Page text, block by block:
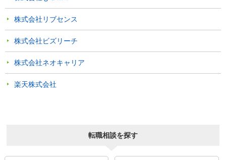
株式会社リブセンス
株式会社ビズリーチ
株式会社ネオキャリア
楽天株式会社
転職相談を探す